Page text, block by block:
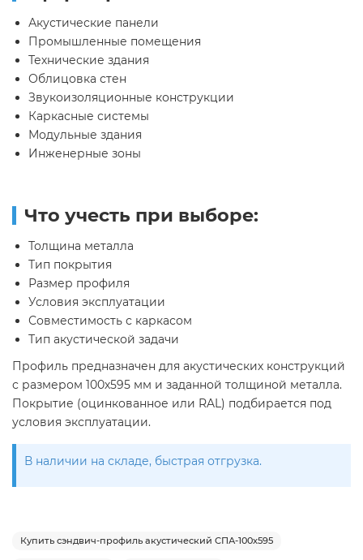
Акустические панели
Промышленные помещения
Технические здания
Облицовка стен
Звукоизоляционные конструкции
Каркасные системы
Модульные здания
Инженерные зоны
Что учесть при выборе:
Толщина металла
Тип покрытия
Размер профиля
Условия эксплуатации
Совместимость с каркасом
Тип акустической задачи
Профиль предназначен для акустических конструкций
с размером 100х595 мм и заданной толщиной металла.
Покрытие (оцинкованное или RAL) подбирается под
условия эксплуатации.
В наличии на складе, быстрая отгрузка.
Купить сэндвич-профиль акустический СПА-100х595